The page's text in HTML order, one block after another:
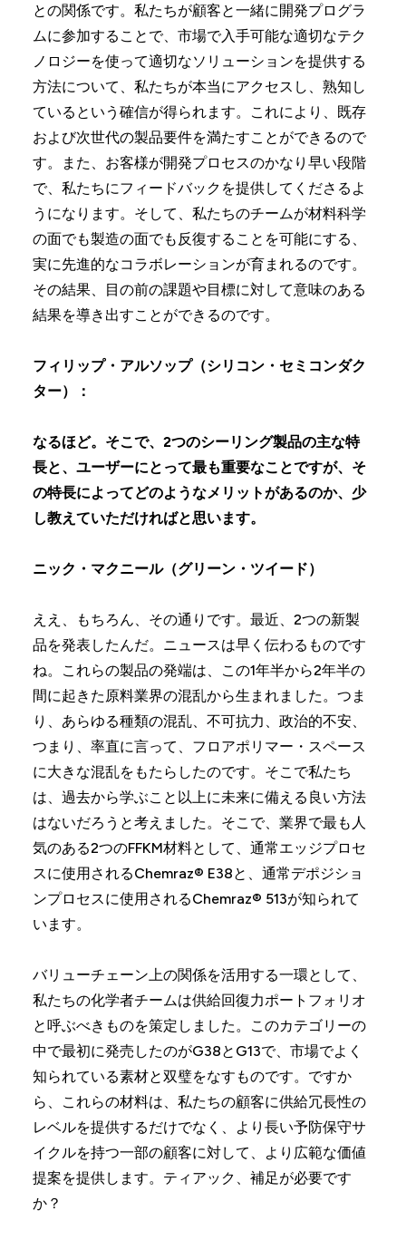
との関係です。私たちが顧客と一緒に開発プログラ
ムに参加することで、市場で入手可能な適切なテク
ノロジーを使って適切なソリューションを提供する
方法について、私たちが本当にアクセスし、熟知し
ているという確信が得られます。これにより、既存
および次世代の製品要件を満たすことができるので
す。また、お客様が開発プロセスのかなり早い段階
で、私たちにフィードバックを提供してくださるよ
うになります。そして、私たちのチームが材料科学
の面でも製造の面でも反復することを可能にする、
実に先進的なコラボレーションが育まれるのです。
その結果、目の前の課題や目標に対して意味のある
結果を導き出すことができるのです。
フィリップ・アルソップ（シリコン・セミコンダク
ター）：
なるほど。そこで、2つのシーリング製品の主な特
長と、ユーザーにとって最も重要なことですが、そ
の特長によってどのようなメリットがあるのか、少
し教えていただければと思います。
ニック・マクニール（グリーン・ツイード）
ええ、もちろん、その通りです。最近、2つの新製
品を発表したんだ。ニュースは早く伝わるものです
ね。これらの製品の発端は、この1年半から2年半の
間に起きた原料業界の混乱から生まれました。つま
り、あらゆる種類の混乱、不可抗力、政治的不安、
つまり、率直に言って、フロアポリマー・スペース
に大きな混乱をもたらしたのです。そこで私たち
は、過去から学ぶこと以上に未来に備える良い方法
はないだろうと考えました。そこで、業界で最も人
気のある2つのFFKM材料として、通常エッジプロセ
スに使用されるChemraz® E38と、通常デポジショ
ンプロセスに使用されるChemraz® 513が知られて
います。
バリューチェーン上の関係を活用する一環として、
私たちの化学者チームは供給回復力ポートフォリオ
と呼ぶべきものを策定しました。このカテゴリーの
中で最初に発売したのがG38とG13で、市場でよく
知られている素材と双璧をなすものです。ですか
ら、これらの材料は、私たちの顧客に供給冗長性の
レベルを提供するだけでなく、より長い予防保守サ
イクルを持つ一部の顧客に対して、より広範な価値
提案を提供します。ティアック、補足が必要です
か？